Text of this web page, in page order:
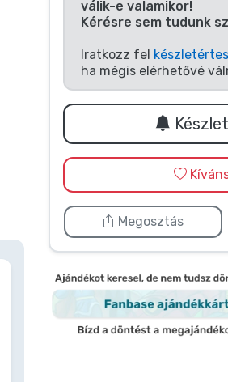
válik-e valamikor!
Kérésre sem tudunk
Iratkozz fel
ha mégis elérhetővé
Megosztás